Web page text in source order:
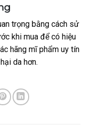
trọng bằng cách sử
khi mua để có hiệu
hãng mĩ phẩm uy tín
da hơn.